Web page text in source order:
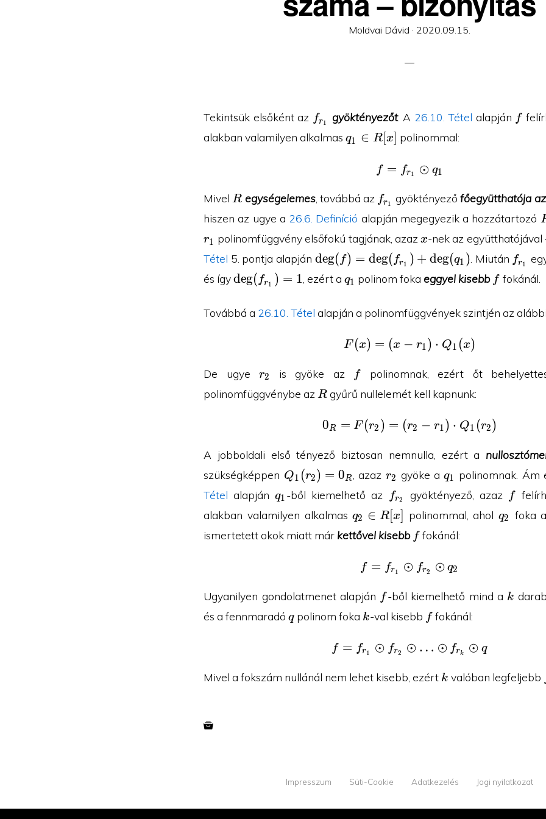
Moldvai Dávid · Posted
2020.09.15.
Tekintsük elsőként az f_{r_1}
fr1 gyöktényezőt. A 26.10. Tétel alapján ff
alakban valamilyen alkalmasq_1\in
q1 ∈ R[ x polinommal:
f=f_{r_1}\odot q_1
f = fr1 ⊙ q1
MivelR
R egységelemes, továbbá az f_{r_1}
fr1 gyöktényezőfőegyütthatója
hiszen az ugye a 26.6. Definíció alapján megegyezik a hozzátartozó
r1 polinomfüggvény elsőfokú tagjának, azazx
x-nek az együtthatójával
Tétel 5. pontja alapján \deg(f)=\deg(f_{r_1})+\deg(q_1)
deg( f ) = deg( fr1 ) + deg(q1 ). Miután fr1
és így\deg(f_{r_1})=1
deg( fr1 ) = 1, ezért a q_1
q1 polinom foka eggyel kisebb ff fokánál.
Továbbá a 26.10. Tétel alapján a polinomfüggvények szintjén az
F(x)=(x-r_1)\cdot
F (x) = (x − r1 ) ⋅ Q1 (x)
De ugye r_2
r2 is gyöke az ff
polinomnak, ezért őt
polinomfüggvénybe az R
R gyűrű nullelemét kell kapnunk:
0_R=F(r_2)=(r_2-
0R = F (r2 ) = (r2 − r1) ⋅ Q1 (r2)
A jobboldali első tényező biztosan nemnulla, ezért a
szükségképpen Q_1(r_2)=0_R
Q1 (r2) = 0R , azaz r_2
r2 gyöke aq_1
q1 polinomnak. Ám
Tétel alapjánq_1
q1 -ből kiemelhető az f_{r_2}
fr2 gyöktényező, azaz ff
alakban valamilyen alkalmasq_2\in
R[x]
q2 ∈ R[x] polinommal, aholq_2
q2
foka
ismertetett okok miatt már kettővel kisebb ff fokánál:
f=f_{r_1}\odot
f = fr1 ⊙ fr2 ⊙ q2
Ugyanilyen gondolatmenet alapján ff-ből kiemelhető mind a k
k
és a fennmaradóq
qpolinom foka k
k-val kisebb fffokánál:
f=f_{r_1}\odot
f = fr1 ⊙ fr2 ⊙ … ⊙ frk ⊙ q
Mivel a fokszám nullánál nem lehet kisebb, ezért k
k valóban legfeljebb
Impresszum Süti-Cookie Adatkezelés Jogi nyilatkozat
© 2026 YOUPROOF - Minden jog fenntartva